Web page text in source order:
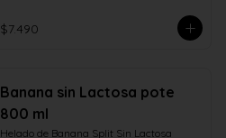
$7.490
Banana sin Lactosa pote
800 ml
Helado de Banana Split Sin Lactosa